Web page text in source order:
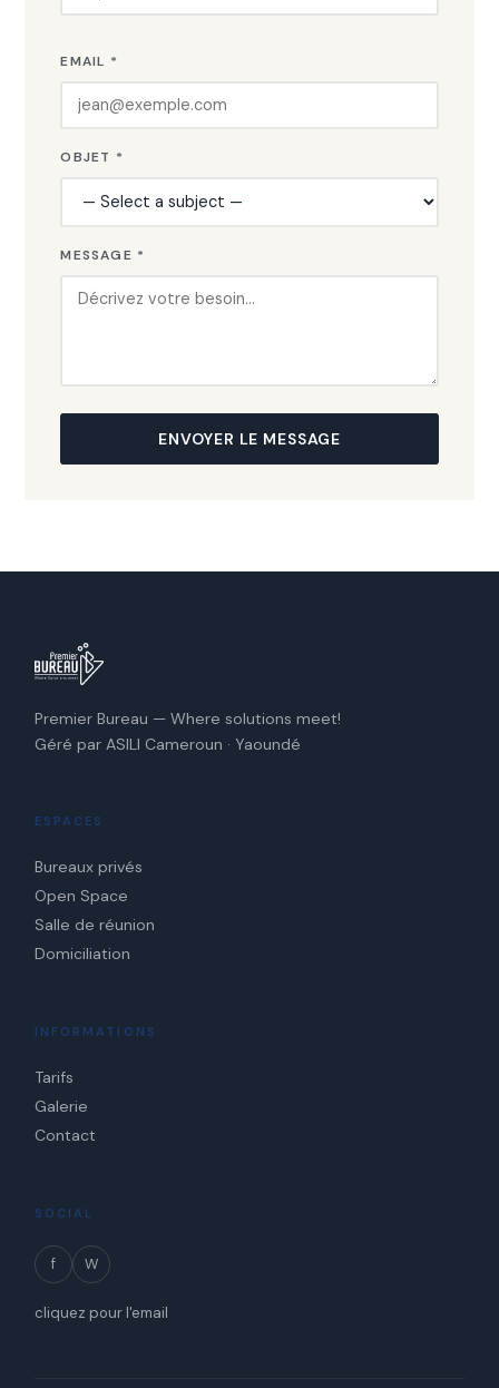
EMAIL *
OBJET *
MESSAGE *
ENVOYER LE MESSAGE
Premier Bureau — Where solutions meet!
Géré par ASILI Cameroun · Yaoundé
ESPACES
Bureaux privés
Open Space
Salle de réunion
Domiciliation
INFORMATIONS
Tarifs
Galerie
Contact
SOCIAL
f W
cliquez pour l'email